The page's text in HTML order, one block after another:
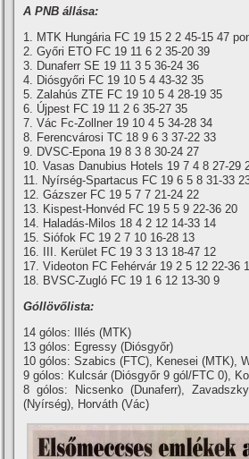
A PNB állása:
1. MTK Hungária FC 19 15 2 2 45-15 47
2. Győri ETO FC 19 11 6 2 35-20 39
3. Dunaferr SE 19 11 3 5 36-24 36
4. Diósgyőri FC 19 10 5 4 43-32 35
5. Zalahús ZTE FC 19 10 5 4 28-19 35
6. Újpest FC 19 11 2 6 35-27 35
7. Vác Fc-Zollner 19 10 4 5 34-28 34
8. Ferencvárosi TC 18 9 6 3 37-22 33
9. DVSC-Epona 19 8 3 8 30-24 27
10. Vasas Danubius Hotels 19 7 4 8 27-29
11. Nyí­rség-Spartacus FC 19 6 5 8 31-33
12. Gázszer FC 19 5 7 7 21-24 22
13. Kispest-Honvéd FC 19 5 5 9 22-36 20
14. Haladás-Milos 18 4 2 12 14-33 14
15. Siófok FC 19 2 7 10 16-28 13
16. III. Kerület FC 19 3 3 13 18-47 12
17. Videoton FC Fehérvár 19 2 5 12 22-36
18. BVSC-Zugló FC 19 1 6 12 13-30 9
Góllövőlista:
14 gólos: Illés (MTK)
13 gólos: Egressy (Diósgyőr)
10 gólos: Szabics (FTC), Kenesei (MTK),
9 gólos: Kulcsár (Diósgyőr 9 gól/FTC 0),
8 gólos: Nicsenko (Dunaferr),
(Nyí­rség), Horváth (Vác)